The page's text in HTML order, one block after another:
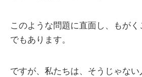
このような問題に直面し、もが
でもあります。
ですが、私たちは、そうじゃない